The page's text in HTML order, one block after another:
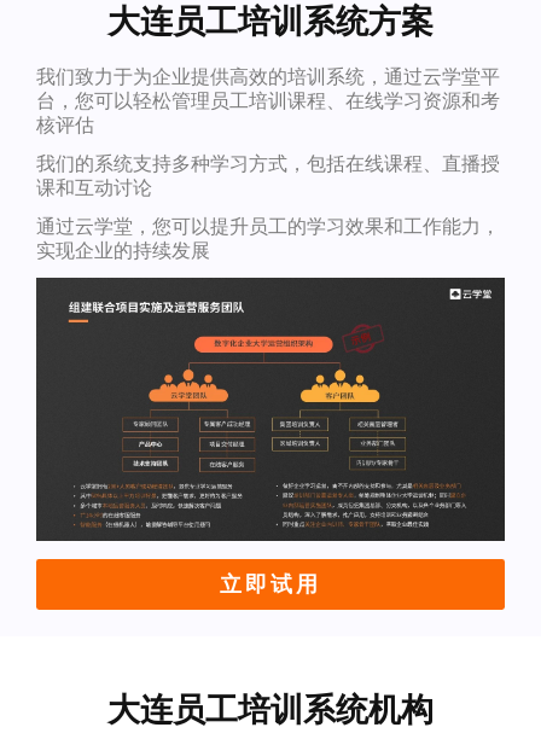
大连员工培训系统方案
我们致力于为企业提供高效的培训系统，通过云学堂平
台，您可以轻松管理员工培训课程、在线学习资源和考
核评估
我们的系统支持多种学习方式，包括在线课程、直播授
课和互动讨论
通过云学堂，您可以提升员工的学习效果和工作能力，
实现企业的持续发展
立即试用
大连员工培训系统机构